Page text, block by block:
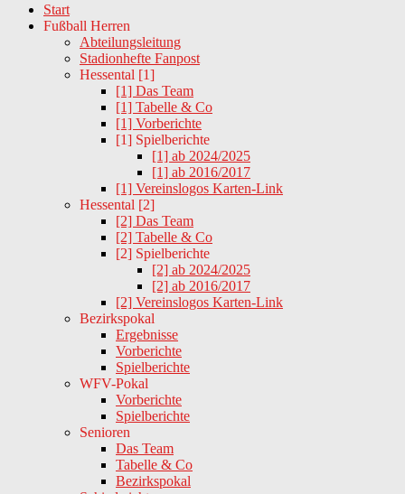
Start
Fußball Herren
Abteilungsleitung
Stadionhefte Fanpost
Hessental [1]
[1] Das Team
[1] Tabelle & Co
[1] Vorberichte
[1] Spielberichte
[1] ab 2024/2025
[1] ab 2016/2017
[1] Vereinslogos Karten-Link
Hessental [2]
[2] Das Team
[2] Tabelle & Co
[2] Spielberichte
[2] ab 2024/2025
[2] ab 2016/2017
[2] Vereinslogos Karten-Link
Bezirkspokal
Ergebnisse
Vorberichte
Spielberichte
WFV-Pokal
Vorberichte
Spielberichte
Senioren
Das Team
Tabelle & Co
Bezirkspokal